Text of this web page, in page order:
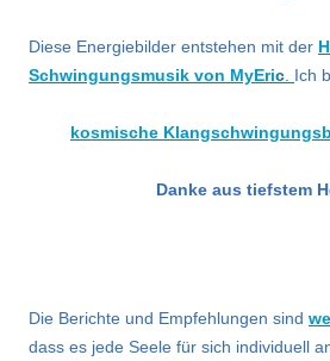
Diese Energiebilder entstehen mit der
Schwingungsmusik von MyEric Ich
kosmische
Danke aus tiefstem
Die Berichte und Empfehlungen sind
dass es jede Seele für sich individuell